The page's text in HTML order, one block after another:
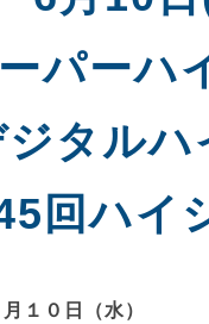
パーハ
タルハ
回ハイ
１０日（水）